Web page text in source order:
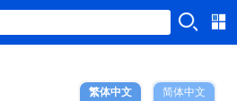
简体中文
繁体中文